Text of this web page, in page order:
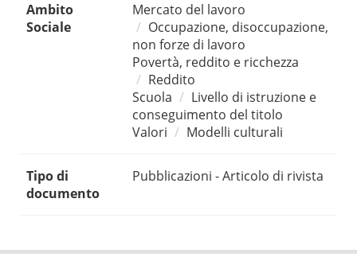
Ambito
Sociale
Mercato del lavoro
Occupazione, disoccupazione,
non forze di lavoro
Povertà, reddito e ricchezza
Reddito
Scuola
Livello di istruzione e
conseguimento del titolo
Valori
Modelli culturali
Tipo di
documento
Pubblicazioni - Articolo di rivista